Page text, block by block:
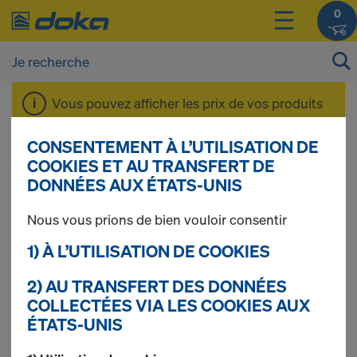
0
Vous pouvez afficher les prix de vos produits
après vous êtreconnecté(e)ouinscrit(e).
Dokaflex
34 produits trouvés
Le plus recherché
Étai Doka Eurex 20 basic
CONSENTEMENT À L’UTILISATION DE
COOKIES ET AU TRANSFERT DE
DONNÉES AUX ÉTATS-UNIS
Nous vous prions de bien vouloir consentir
1) À L’UTILISATION DE COOKIES
2) AU TRANSFERT DES DONNÉES
COLLECTÉES VIA LES COOKIES AUX
ÉTATS-UNIS